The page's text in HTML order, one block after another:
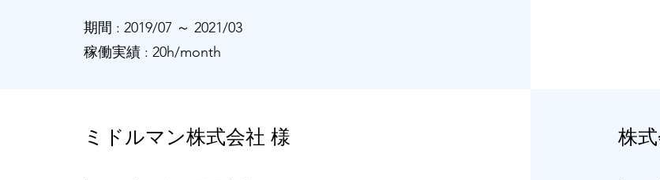
​​期間 : 2019/07 ～ 2021/03
​​稼働実績 : 20h/month
ミドルマン株式会社 様 株